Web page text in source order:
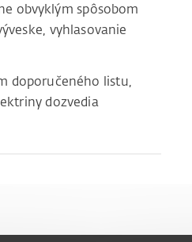
obvyklým spôsobom
vyhlasovanie
doporučeného listu,
dozvedia